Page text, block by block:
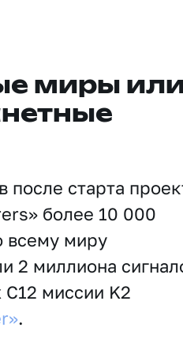
миры
после старта
более 10 000
всему миру
2 миллиона
С12 миссии K2
.